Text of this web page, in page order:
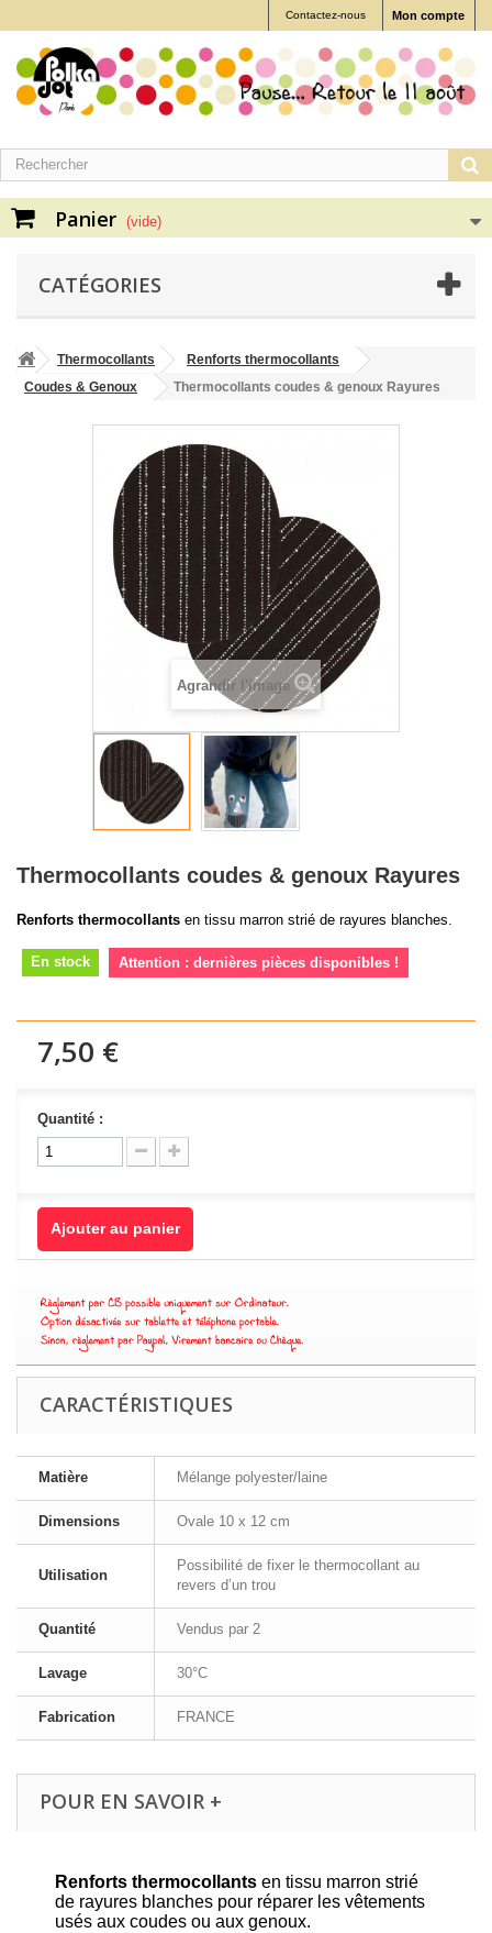
Mon compte
Contactez-nous
Panier (vide)
CATÉGORIES
Thermocollants
Renforts thermocollants
Coudes & Genoux
Thermocollants coudes & genoux Rayures
Agrandir l'image
Thermocollants coudes & genoux Rayures
Renforts thermocollants en tissu marron strié de rayures blanches.
En stock Attention : dernières pièces disponibles !
7,50 €
Quantité :
Ajouter au panier
CARACTÉRISTIQUES
Matière Mélange polyester/laine
Dimensions Ovale 10 x 12 cm
Utilisation
Possibilité de fixer le thermocollant au
revers d’un trou
Quantité Vendus par 2
Lavage 30°C
Fabrication FRANCE
POUR EN SAVOIR +
Renforts thermocollants en tissu marron strié
de rayures blanches pour réparer les vêtements
usés aux coudes ou aux genoux.